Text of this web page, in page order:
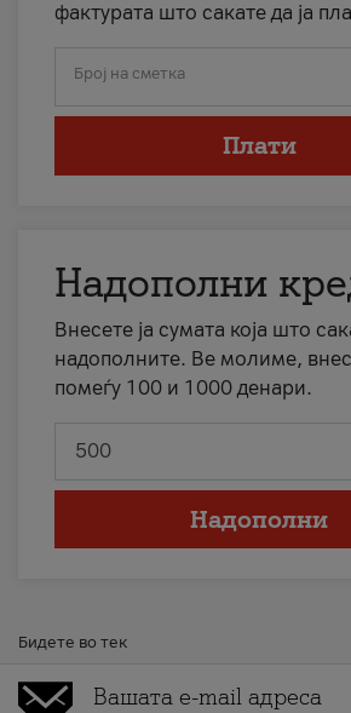
фактурата што сакате да ја
Број на сметка
Плати
Надополни
Внесете ја сумата која што
надополните. Ве молиме,
помеѓу 100 и 1000 денари.
Надополни
Бидете во тек